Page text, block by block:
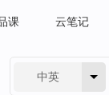
课 云笔记
中英